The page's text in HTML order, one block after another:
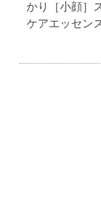
かり［小顔］
ケアエッセン